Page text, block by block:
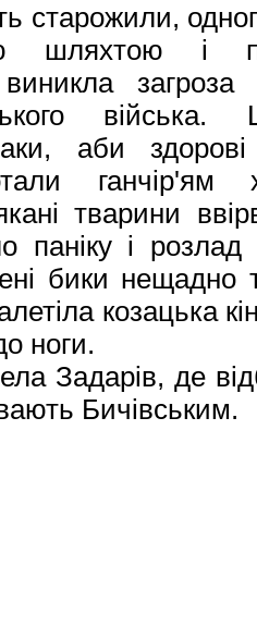
старожили,
шляхтою і
аби
тварини
паніку і
бики нещадно
козацька
ноги.
Задарів, де
Бичівським.